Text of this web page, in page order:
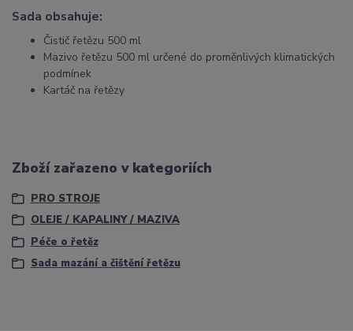
Sada obsahuje:
Čistič řetězu 500 ml
Mazivo řetězu 500 ml určené do proměnlivých klimatických
podmínek
Kartáč na řetězy
Zboží zařazeno v kategoriích
PRO STROJE
OLEJE / KAPALINY / MAZIVA
Péče o řetěz
Sada mazání a čištění řetězu